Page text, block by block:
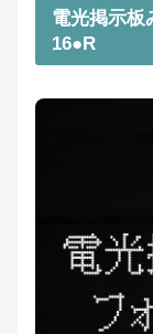
電光掲示板
16●R